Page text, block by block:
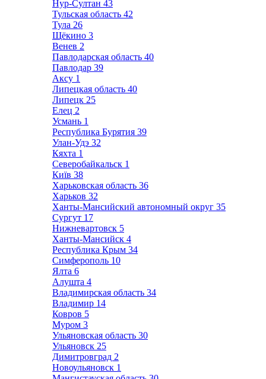
Нур-Султан 43
Тульская область 42
Тула 26
Щёкино 3
Венев 2
Павлодарская область 40
Павлодар 39
Аксу 1
Липецкая область 40
Липецк 25
Елец 2
Усмань 1
Республика Бурятия 39
Улан-Удэ 32
Кяхта 1
Северобайкальск 1
Київ 38
Харьковская область 36
Харьков 32
Ханты-Мансийский автономный округ 35
Сургут 17
Нижневартовск 5
Ханты-Мансийск 4
Республика Крым 34
Симферополь 10
Ялта 6
Алушта 4
Владимирская область 34
Владимир 14
Ковров 5
Муром 3
Ульяновская область 30
Ульяновск 25
Димитровград 2
Новоульяновск 1